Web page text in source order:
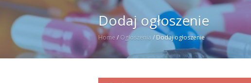
Dodaj ogłoszenie
Home / Ogłoszenia / Dodaj ogłoszenie